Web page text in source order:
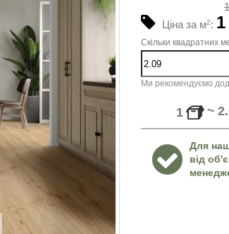
Ціна за м2:
Скільки квадратних
Ми рекомендуємо
1 ~
Для
від